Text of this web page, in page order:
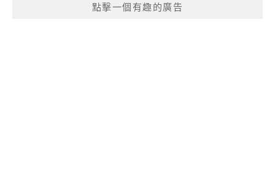
點擊一個有趣的廣告